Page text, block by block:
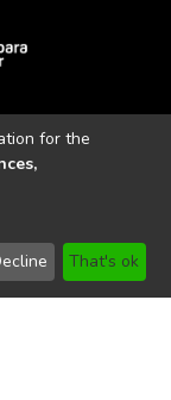
Carchi
Acreditada por el
2020
for the
That's ok